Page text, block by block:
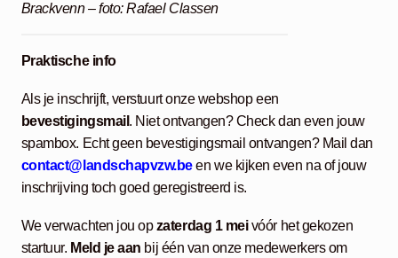
Brackvenn – foto: Rafael Classen
Praktische info
Als je inschrijft, verstuurt onze webshop een
bevestigingsmail . Niet ontvangen? Check dan even jouw
spambox. Echt geen bevestigingsmail ontvangen? Mail dan
contact@landschapvzw.been we kijken even na of jouw
inschrijving toch goed geregistreerd is.
We verwachten jou opzaterdag 1 meivóór het gekozen
startuur. Meld je aan bij één van onze medewerkers om